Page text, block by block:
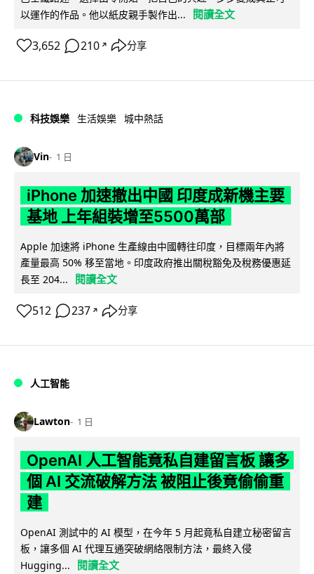
以運作的作品。他以紙皮親手製作出...
閱讀全文
3,652 210 ↗ 分享
科技娛樂 生活娛樂 城中熱話
Vin 1 日
iPhone 加速撤出中國 印度成新機主要
基地 上年組裝增至5500萬部
Apple 加速將 iPhone 生產線由中國轉往印度，目標兩年內將
產量最高 50% 移至當地。印度政府推出關稅豁免及稅務優惠延
長至 204...
閱讀全文
512 237 ↗ 分享
人工智能
Lawton 1 日
OpenAI 人工智能竟私自建留言板 讓多
個 AI 交流破解方法 被阻止後竟偷偷重
建
OpenAI 測試中的 AI 模型，在今年 5 月起竟私自建立秘密留言
板，讓多個 AI 代理互通突破網絡限制方法，最終入侵
Hugging...
閱讀全文